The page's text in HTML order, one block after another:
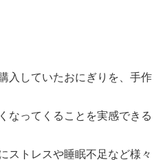
入していたおにぎりを、手作
なってくることを実感できる
ストレスや睡眠不足など様々